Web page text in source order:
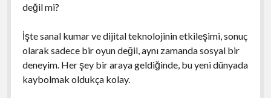
değil mi?
İşte sanal kumar ve dijital teknolojinin etkileşimi, sonuç
olarak sadece bir oyun değil, aynı zamanda sosyal bir
deneyim. Her şey bir araya geldiğinde, bu yeni dünyada
kaybolmak oldukça kolay.